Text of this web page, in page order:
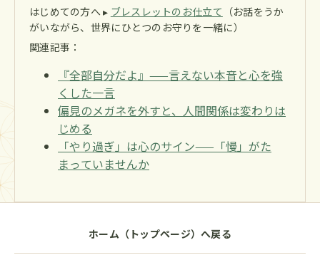
はじめての方へ ▸ ブレスレットのお仕立て （お話をうか
がいながら、世界にひとつのお守りを一緒に）
関連記事：
『全部自分だよ』——言えない本音と心を強
くした一言
偏見のメガネを外すと、人間関係は変わりは
じめる
「やり過ぎ」は心のサイン——「慢」がた
まっていませんか
ホーム（トップページ）へ戻る